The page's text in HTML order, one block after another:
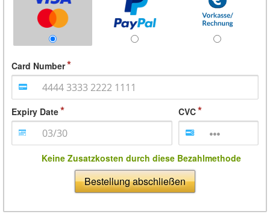
Card Number
Expiry Date CVC
Keine Zusatzkosten durch diese Bezahlmethode
Bestellung abschließen